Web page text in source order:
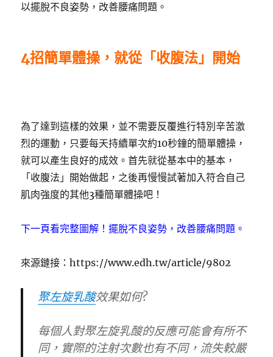
以擺脫不良姿勢，改善腰痛問題。
4招簡單體操，就從「收腹法」開始
為了達到這樣的效果，並不需要反覆進行特別辛苦激
烈的運動，只要每天持續單次約10秒鐘的簡單體操，
就可以產生良好的成效。首先就從基本中的基本，
「收腹法」開始做起，之後再慢慢試著加入符合自己
肌肉強度的其他3種簡單體操吧！
下一頁看完整圖解！擺脫不良姿勢，改善腰痛問題。
來源鏈接：https://www.edh.tw/article/9802
聚左旋乳酸效果如何?
每個人對聚左旋乳酸的反應可能會有所不
同，實際的注射次數也有不同，流失較嚴